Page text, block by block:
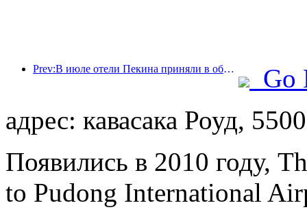
Prev:В июле отели Пекина приняли в общей сложности 9,97 миллиона туристов.
Go
адрес: кавасака Роуд, 5500
Появились в 2010 году,
to Pudong International